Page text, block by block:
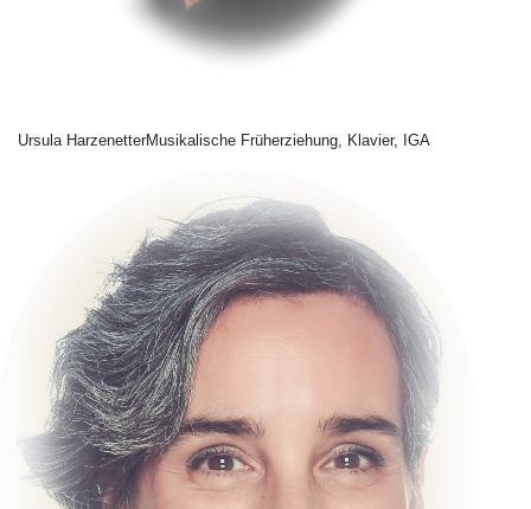
Ursula HarzenetterMusikalische Früherziehung, Klavier, IGA